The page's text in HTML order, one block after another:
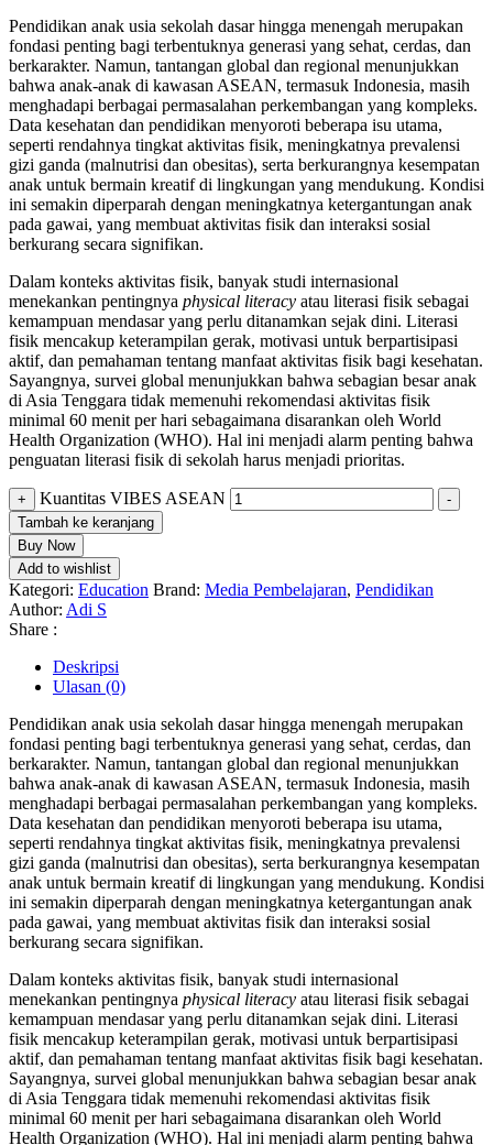
Pendidikan anak usia sekolah dasar hingga menengah merupakan
fondasi penting bagi terbentuknya generasi yang sehat, cerdas, dan
berkarakter. Namun, tantangan global dan regional menunjukkan
bahwa anak-anak di kawasan ASEAN, termasuk Indonesia, masih
menghadapi berbagai permasalahan perkembangan yang kompleks.
Data kesehatan dan pendidikan menyoroti beberapa isu utama,
seperti rendahnya tingkat aktivitas fisik, meningkatnya prevalensi
gizi ganda (malnutrisi dan obesitas), serta berkurangnya kesempatan
anak untuk bermain kreatif di lingkungan yang mendukung. Kondisi
ini semakin diperparah dengan meningkatnya ketergantungan anak
pada gawai, yang membuat aktivitas fisik dan interaksi sosial
berkurang secara signifikan.
Dalam konteks aktivitas fisik, banyak studi internasional
menekankan pentingnya physical literacy atau literasi fisik sebagai
kemampuan mendasar yang perlu ditanamkan sejak dini. Literasi
fisik mencakup keterampilan gerak, motivasi untuk berpartisipasi
aktif, dan pemahaman tentang manfaat aktivitas fisik bagi kesehatan.
Sayangnya, survei global menunjukkan bahwa sebagian besar anak
di Asia Tenggara tidak memenuhi rekomendasi aktivitas fisik
minimal 60 menit per hari sebagaimana disarankan oleh World
Health Organization (WHO). Hal ini menjadi alarm penting bahwa
penguatan literasi fisik di sekolah harus menjadi prioritas.
+ Kuantitas VIBES ASEAN
-
Tambah ke keranjang
Buy Now
Add to wishlist
Kategori: Education Brand: Media Pembelajaran, Pendidikan
Author: Adi S
Share :
Deskripsi
Ulasan (0)
Pendidikan anak usia sekolah dasar hingga menengah merupakan
fondasi penting bagi terbentuknya generasi yang sehat, cerdas, dan
berkarakter. Namun, tantangan global dan regional menunjukkan
bahwa anak-anak di kawasan ASEAN, termasuk Indonesia, masih
menghadapi berbagai permasalahan perkembangan yang kompleks.
Data kesehatan dan pendidikan menyoroti beberapa isu utama,
seperti rendahnya tingkat aktivitas fisik, meningkatnya prevalensi
gizi ganda (malnutrisi dan obesitas), serta berkurangnya kesempatan
anak untuk bermain kreatif di lingkungan yang mendukung. Kondisi
ini semakin diperparah dengan meningkatnya ketergantungan anak
pada gawai, yang membuat aktivitas fisik dan interaksi sosial
berkurang secara signifikan.
Dalam konteks aktivitas fisik, banyak studi internasional
menekankan pentingnya physical literacy atau literasi fisik sebagai
kemampuan mendasar yang perlu ditanamkan sejak dini. Literasi
fisik mencakup keterampilan gerak, motivasi untuk berpartisipasi
aktif, dan pemahaman tentang manfaat aktivitas fisik bagi kesehatan.
Sayangnya, survei global menunjukkan bahwa sebagian besar anak
di Asia Tenggara tidak memenuhi rekomendasi aktivitas fisik
minimal 60 menit per hari sebagaimana disarankan oleh World
Health Organization (WHO). Hal ini menjadi alarm penting bahwa